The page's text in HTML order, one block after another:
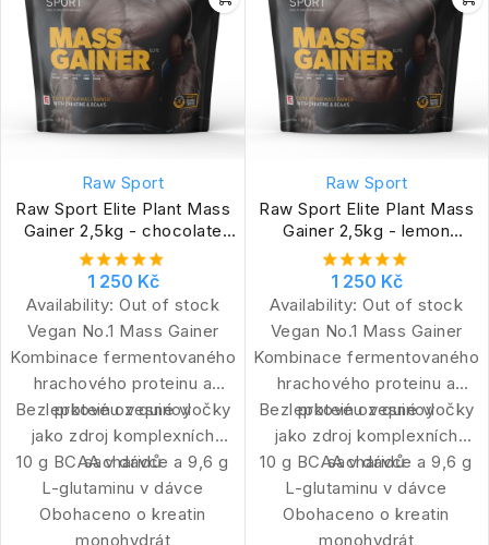
Raw Sport
Raw Sport Elite Plant Mass
Gainer 2,5kg - chocolate
fudge
1 250 Kč
Availability: Out of stock
Vegan No.1 Mass Gainer
Kombinace fermentovaného
hrachového proteinu a
proteinu z quinoy
Bezlepkové ovesné vločky
jako zdroj komplexních
sacharidů
10 g BCAA v dávce a 9,6 g
L-glutaminu v dávce
Obohaceno o kreatin
monohydrát
Raw Sport
Raw Sport Elite Plant Mass
Gainer 2,5kg - lemon
cheesecake
1 250 Kč
Availability: Out of stock
Vegan No.1 Mass Gainer
Kombinace fermentovaného
hrachového proteinu a
proteinu z quinoy
Bezlepkové ovesné vločky
jako zdroj komplexních
sacharidů
10 g BCAA v dávce a 9,6 g
L-glutaminu v dávce
Obohaceno o kreatin
monohydrát